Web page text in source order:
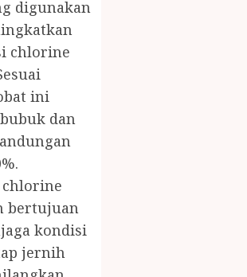
digunakan
chlorine
ini
dan
chlorine
bertujuan
kondisi
jernih